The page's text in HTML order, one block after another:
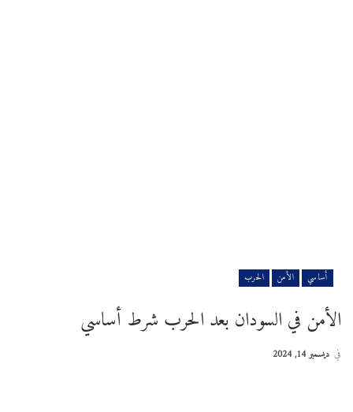
أساسي الأمن الحرب
الأمن في السودان بعد الحرب شرط أساسي
في ديسمبر 14, 2024